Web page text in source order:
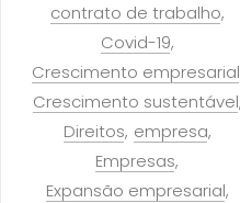
contrato de trabalho
Covid-19
Crescimento empresarial
Crescimento sustentável
Direitos empresa
Empresas
Expansão empresarial